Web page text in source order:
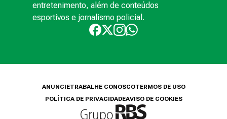
entretenimento, além de conteúdos
esportivos e jornalismo policial.
ANUNCIETRABALHE CONOSCOTERMOS DE USO
POLÍTICA DE PRIVACIDADEAVISO DE COOKIES